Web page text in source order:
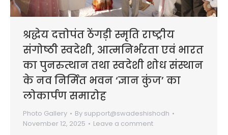
श्रद्धेय दत्तोपंत ठेंगड़ी स्मृति राष्ट्रीय
संगोष्ठी स्वदेशी, आत्मनिर्भरता एवं भारत
का पुनरुत्थान तथा स्वदेशी शोध संस्थान
के नव निर्मित भवन ‘ज्ञान कुंज’ का
लोकार्पण समारोह
Photo Gallery By support@swadeshishodh
November 12, 2025
Leave a comment